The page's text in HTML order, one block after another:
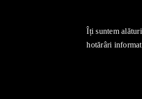
Îți suntem
hotărâri